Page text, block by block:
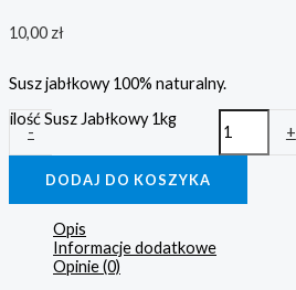
10,00 zł
Susz jabłkowy 100% naturalny.
-
ilość Susz Jabłkowy 1kg
+
DODAJ DO KOSZYKA
Opis
Informacje dodatkowe
Opinie (0)